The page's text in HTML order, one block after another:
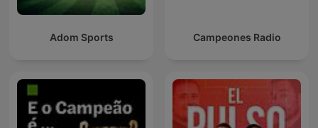
Adom Sports Campeones Radio